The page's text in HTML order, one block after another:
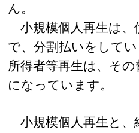
ん。
小規模個人再生は、
で、分割払いをして
所得者等再生は、そ
になっています。
小規模個人再生と、